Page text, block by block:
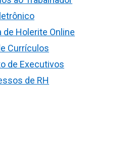
de Holerite Online
Currículos
de Executivos
de RH